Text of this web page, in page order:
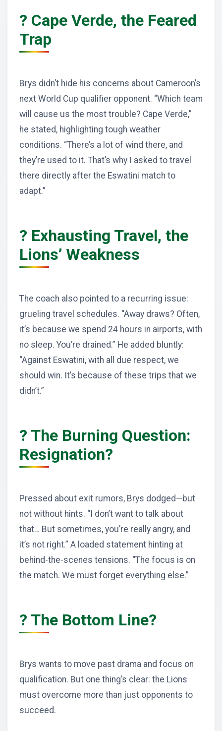
? Cape Verde, the Feared
Trap
Brys didn’t hide his concerns about Cameroon’s
next World Cup qualifier opponent. “Which team
will cause us the most trouble? Cape Verde,”
he stated, highlighting tough weather
conditions. “There’s a lot of wind there, and
they’re used to it. That’s why I asked to travel
there directly after the Eswatini match to
adapt.”
? Exhausting Travel, the
Lions’ Weakness
The coach also pointed to a recurring issue:
grueling travel schedules. “Away draws? Often,
it’s because we spend 24 hours in airports, with
no sleep. You’re drained.” He added bluntly:
“Against Eswatini, with all due respect, we
should win. It’s because of these trips that we
didn’t.”
? The Burning Question:
Resignation?
Pressed about exit rumors, Brys dodged—but
not without hints. “I don’t want to talk about
that… But sometimes, you’re really angry, and
it’s not right.” A loaded statement hinting at
behind-the-scenes tensions. “The focus is on
the match. We must forget everything else.”
? The Bottom Line?
Brys wants to move past drama and focus on
qualification. But one thing’s clear: the Lions
must overcome more than just opponents to
succeed.